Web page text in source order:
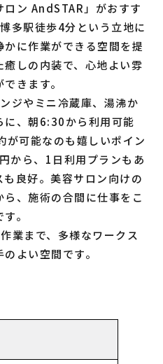
ン AndSTAR」がおすす
多駅徒歩4分という立地に
に作業ができる空間を提
しの内装で、心地よい雰
きます。
ジやミニ冷蔵庫、湯沸か
に、朝6:30から利用可能
が可能なのも嬉しいポイン
から、1日利用プランもあ
良好。美容サロン向けの
、施術の合間に仕事をこ
。
業まで、多様なワークス
よい空間です。